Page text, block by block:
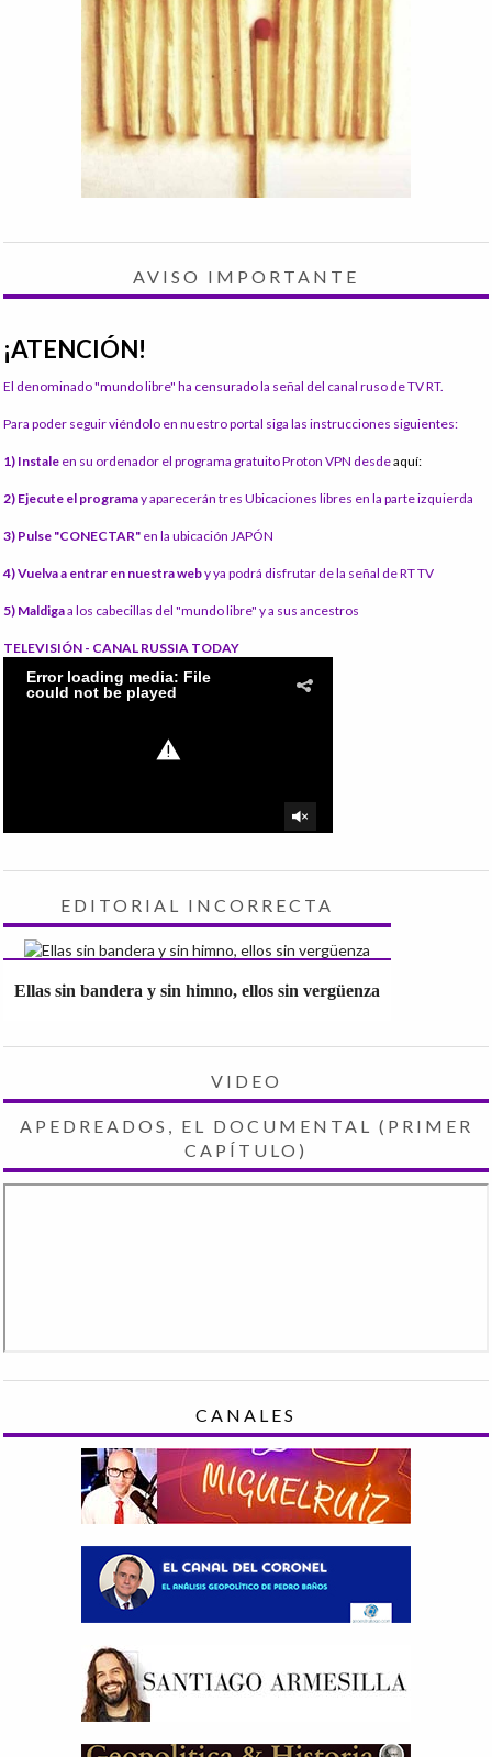
AVISO IMPORTANTE
¡ATENCIÓN!
El denominado "mundo libre" ha censurado la señal del canal ruso de TV RT.
Para poder seguir viéndolo en nuestro portal siga las instrucciones siguientes:
1) Instale en su ordenador el programa gratuito Proton VPN desdeaquí:
2) Ejecute el programay aparecerán tres Ubicaciones libres en la parte izquierda
3) Pulse "CONECTAR" en la ubicación JAPÓN
4) Vuelva a entrar en nuestra weby ya podrá disfrutar de la señal de RT TV
5) Maldigaa los cabecillas del "mundo libre" y a sus ancestros
TELEVISIÓN - CANAL RUSSIA TODAY
EDITORIAL INCORRECTA
Ellas sin bandera y sin himno, ellos sin vergüenza
VIDEO
APEDREADOS, EL DOCUMENTAL (PRIMER
CAPÍTULO)
CANALES